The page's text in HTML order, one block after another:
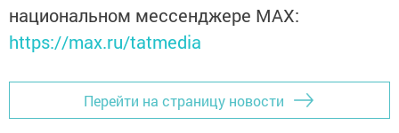
национальном мессенджере MАХ:
https://max.ru/tatmedia
Перейти на страницу новости